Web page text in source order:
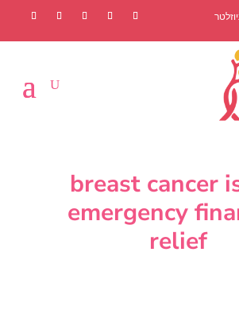
breast cancer
emergency
relief